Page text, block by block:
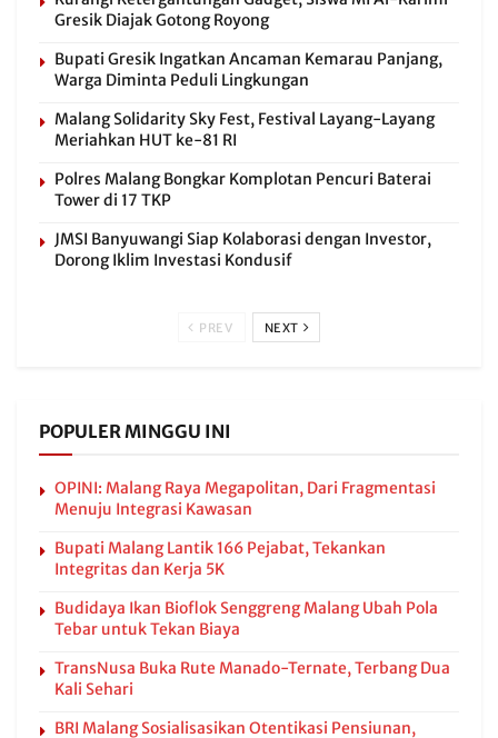
Gresik Diajak Gotong Royong
Bupati Gresik Ingatkan Ancaman Kemarau Panjang,
Warga Diminta Peduli Lingkungan
Malang Solidarity Sky Fest, Festival Layang-Layang
Meriahkan HUT ke-81 RI
Polres Malang Bongkar Komplotan Pencuri Baterai
Tower di 17 TKP
JMSI Banyuwangi Siap Kolaborasi dengan Investor,
Dorong Iklim Investasi Kondusif
PREV NEXT
POPULER MINGGU INI
OPINI: Malang Raya Megapolitan, Dari Fragmentasi
Menuju Integrasi Kawasan
Bupati Malang Lantik 166 Pejabat, Tekankan
Integritas dan Kerja 5K
Budidaya Ikan Bioflok Senggreng Malang Ubah Pola
Tebar untuk Tekan Biaya
TransNusa Buka Rute Manado-Ternate, Terbang Dua
Kali Sehari
BRI Malang Sosialisasikan Otentikasi Pensiunan,